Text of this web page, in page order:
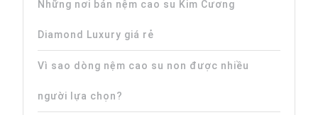
Những nơi bán nệm cao su Kim Cương
Diamond Luxury giá rẻ
Vì sao dòng nệm cao su non được nhiều
người lựa chọn?